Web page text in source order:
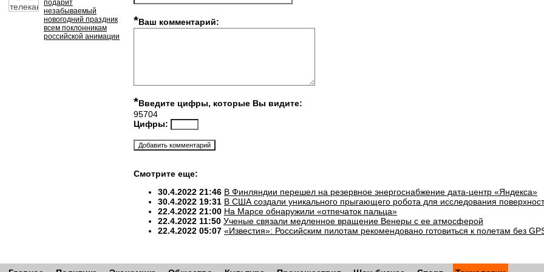
подарит
незабываемый
новогодний праздник
всем поклонникам
российской анимации
*Ваш комментарий:
*Введите цифры, которые Вы видите:
95704
Цифры:
Смотрите еще:
30.4.2022 21:46 В Финляндии перешел на резервное энергоснабжение дата-центр «Яндекса»
30.4.2022 19:31 В США создали уникального прыгающего робота для исследования
22.4.2022 21:00 На Марсе обнаружили «отпечаток пальца»
22.4.2022 11:50 Ученые связали медленное вращение Венеры с ее атмосферой
22.4.2022 05:07 «Известия»: Российским пилотам рекомендовано готовиться к полетам без